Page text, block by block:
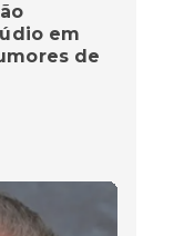
em
de